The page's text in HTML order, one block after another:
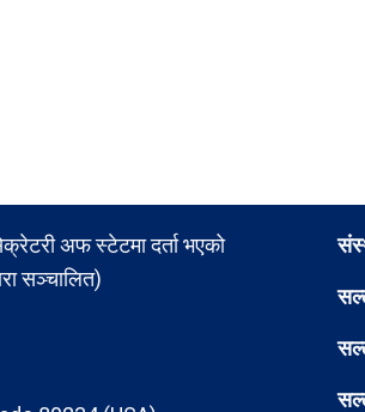
अफ स्टेटमा दर्ता भएको
सञ्चालित)